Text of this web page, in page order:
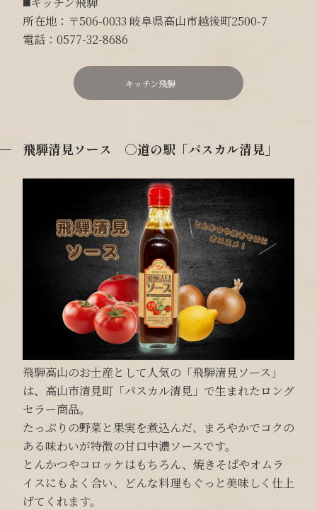
所在地：〒506-0033 岐阜県高山市越後町2500-7
電話：0577-32-8686
キッチン飛騨
飛騨清見ソース ○道の駅「パスカル清見」
飛騨高山のお土産として人気の「飛騨清見ソース」
は、高山市清見町「パスカル清見」で生まれたロング
セラー商品。
たっぷりの野菜と果実を煮込んだ、まろやかでコクの
ある味わいが特徴の甘口中濃ソースです。
とんかつやコロッケはもちろん、焼きそばやオムラ
イスにもよく合い、どんな料理もぐっと美味しく仕上
げてくれます。